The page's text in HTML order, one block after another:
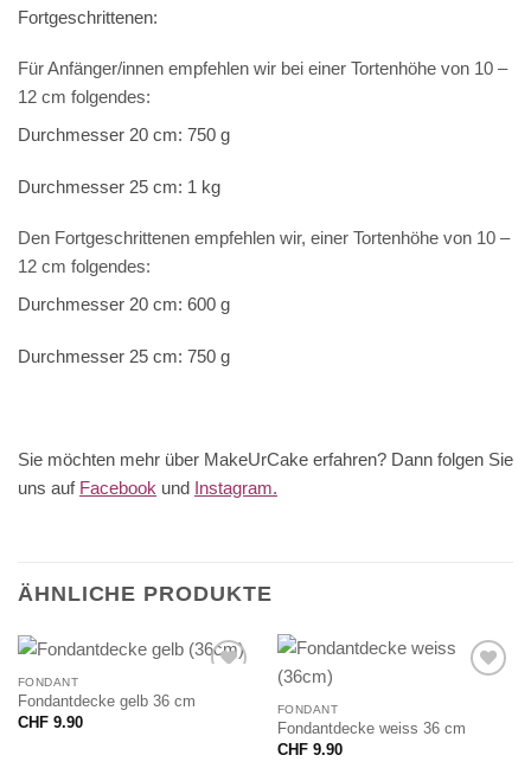
Fortgeschrittenen:
Für Anfänger/innen empfehlen wir bei einer Tortenhöhe von 10 –
12 cm folgendes:
Durchmesser 20 cm: 750 g
Durchmesser 25 cm: 1 kg
Den Fortgeschrittenen empfehlen wir, einer Tortenhöhe von 10 –
12 cm folgendes:
Durchmesser 20 cm: 600 g
Durchmesser 25 cm: 750 g
Sie möchten mehr über MakeUrCake erfahren? Dann folgen Sie
uns auf Facebook und Instagram.
ÄHNLICHE PRODUKTE
FONDANT
Fondantdecke gelb 36 cm
CHF9.90
FONDANT
Fondantdecke weiss 36 cm
CHF9.90